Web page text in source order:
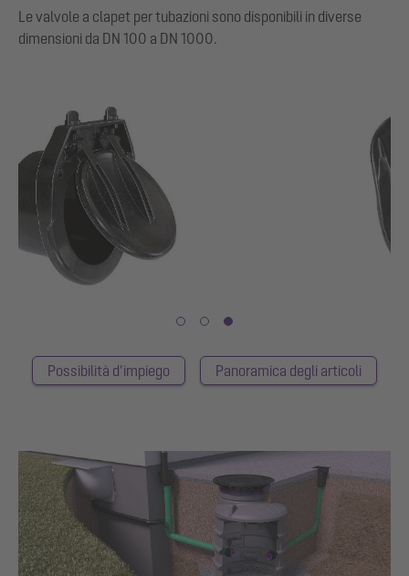
Le valvole a clapet per tubazioni sono disponibili in diverse
dimensioni da DN 100 a DN 1000.
Possibilità d’impiego Panoramica degli articoli